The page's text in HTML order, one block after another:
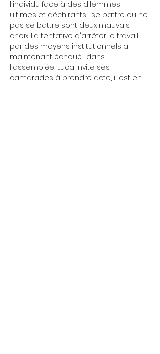
l'individu face à des dilemmes
ultimes et déchirants ; se battre ou ne
pas se battre sont deux mauvais
choix. La tentative d'arrêter le travail
par des moyens institutionnels a
maintenant échoué : dans
l'assemblée, Luca invite ses
camarades à prendre acte, il est en